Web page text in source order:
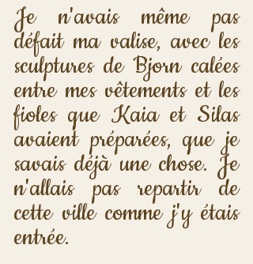
Je n'avais même pas
défait ma valise, avec les
sculptures de Bjorn calées
entre mes vêtements et les
fioles que Kaia et Silas
avaient préparées, que je
savais déjà une chose. Je
n'allais pas repartir de
cette ville comme j'y étais
entrée.